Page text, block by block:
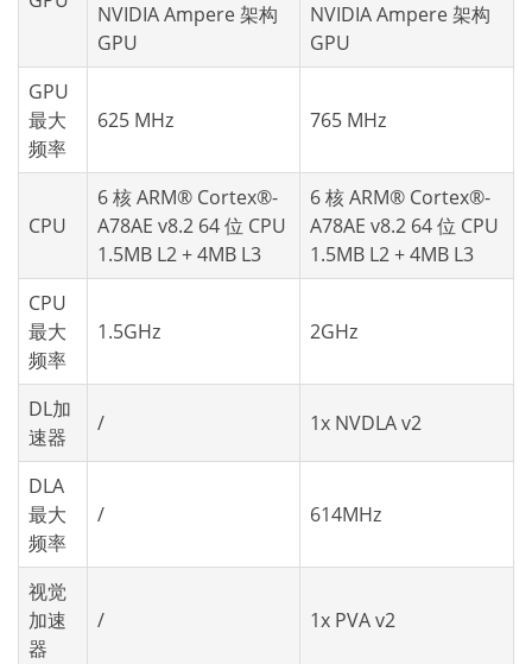
NVIDIA Ampere 架构
GPU
NVIDIA Ampere 架构
GPU
GPU
最大
频率
625 MHz 765 MHz
CPU
6 核 ARM® Cortex®-
A78AE v8.2 64 位 CPU
1.5MB L2 + 4MB L3
6 核 ARM® Cortex®-
A78AE v8.2 64 位 CPU
1.5MB L2 + 4MB L3
CPU
最大
频率
1.5GHz 2GHz
DL加
速器
/ 1x NVDLA v2
DLA
最大
频率
/ 614MHz
视觉
加速
器
/ 1x PVA v2